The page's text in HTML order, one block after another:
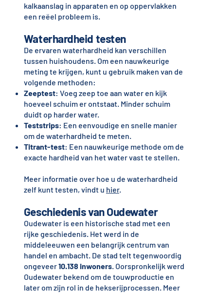
kalkaanslag in apparaten en op oppervlakken
een reëel probleem is.
Waterhardheid testen
De ervaren waterhardheid kan verschillen
tussen huishoudens. Om een nauwkeurige
meting te krijgen, kunt u gebruik maken van de
volgende methoden:
Zeeptest: Voeg zeep toe aan water en kijk
hoeveel schuim er ontstaat. Minder schuim
duidt op harder water.
Teststrips: Een eenvoudige en snelle manier
om de waterhardheid te meten.
Titrant-test: Een nauwkeurige methode om de
exacte hardheid van het water vast te stellen.
Meer informatie over hoe u de waterhardheid
zelf kunt testen, vindt u hier.
Geschiedenis van Oudewater
Oudewater is een historische stad met een
rijke geschiedenis. Het werd in de
middeleeuwen een belangrijk centrum van
handel en ambacht. De stad telt tegenwoordig
ongeveer10.138 inwoners. Oorspronkelijk werd
Oudewater bekend om de touwproductie en
later om zijn rol in de hekserijprocessen. Meer